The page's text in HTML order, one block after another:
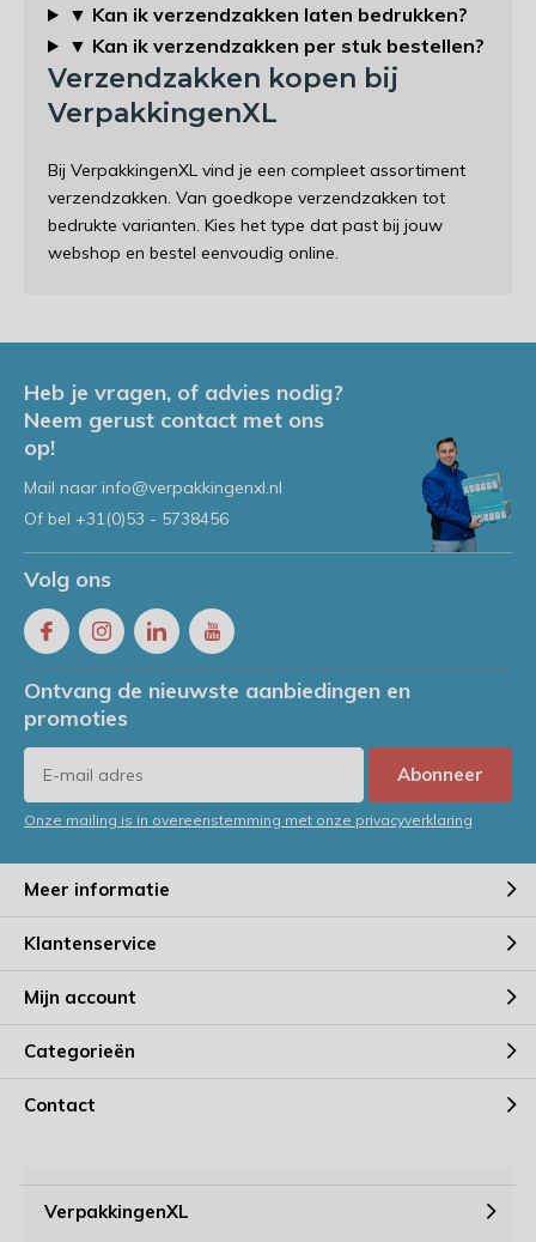
▼ Kan ik verzendzakken laten bedrukken?
▼ Kan ik verzendzakken per stuk bestellen?
Verzendzakken kopen bij
VerpakkingenXL
Bij VerpakkingenXL vind je een compleet assortiment
verzendzakken. Van goedkope verzendzakken tot
bedrukte varianten. Kies het type dat past bij jouw
webshop en bestel eenvoudig online.
Heb je vragen, of advies nodig?
Neem gerust contact met ons
op!
Mail naar info@verpakkingenxl.nl
Of bel +31(0)53 - 5738456
Volg ons
Ontvang de nieuwste aanbiedingen en
promoties
Abonneer
Onze mailing is in overeenstemming met onze privacyverklaring
Meer informatie
Klantenservice
Mijn account
Categorieën
Contact
VerpakkingenXL